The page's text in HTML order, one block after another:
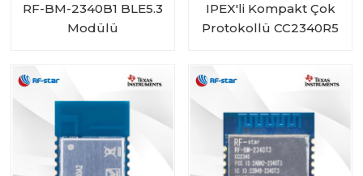
RF-BM-2340B1 BLE5.3
Modülü
IPEX'li Kompakt Çok
Protokollü CC2340R5